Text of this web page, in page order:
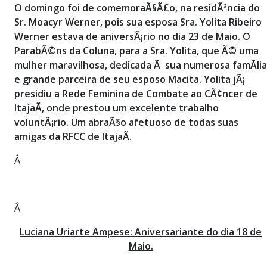
O domingo foi de comemoraÃ§Ã£o, na residÃªncia do
Sr. Moacyr Werner, pois sua esposa Sra. Yolita Ribeiro
Werner estava de aniversÃ¡rio no dia 23 de Maio. O
ParabÃ©ns da Coluna, para a Sra. Yolita, que Ã© uma
mulher maravilhosa, dedicada Ã sua numerosa famÃ­lia
e grande parceira de seu esposo Macita. Yolita jÃ¡
presidiu a Rede Feminina de Combate ao CÃ¢ncer de
ItajaÃ­, onde prestou um excelente trabalho
voluntÃ¡rio. Um abraÃ§o afetuoso de todas suas
amigas da RFCC de ItajaÃ­.
Â
Â
Luciana Uriarte Ampese: Aniversariante do dia 18 de
Maio.